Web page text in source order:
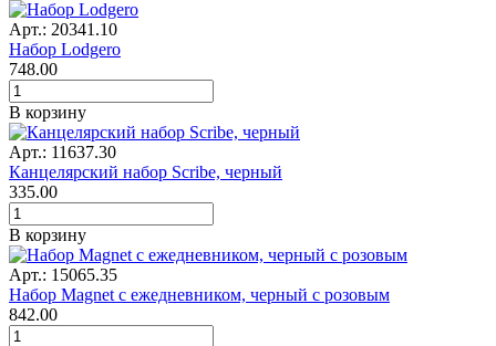
Арт.: 20341.10
Набор Lodgero
748.00
В корзину
Арт.: 11637.30
Канцелярский набор Scribe, черный
335.00
В корзину
Арт.: 15065.35
Набор Magnet с ежедневником, черный с розовым
842.00